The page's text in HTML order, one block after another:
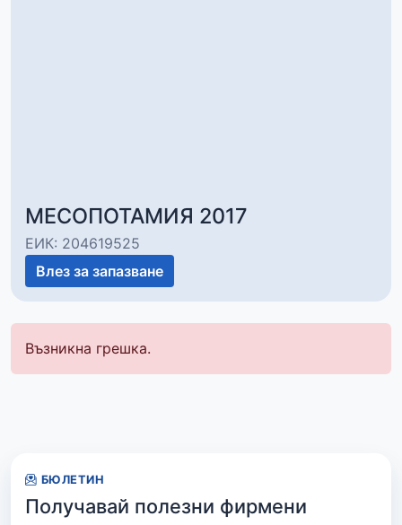
МЕСОПОТАМИЯ 2017
ЕИК: 204619525
Влез за запазване
Възникна грешка.
БЮЛЕТИН
Получавай полезни фирмени